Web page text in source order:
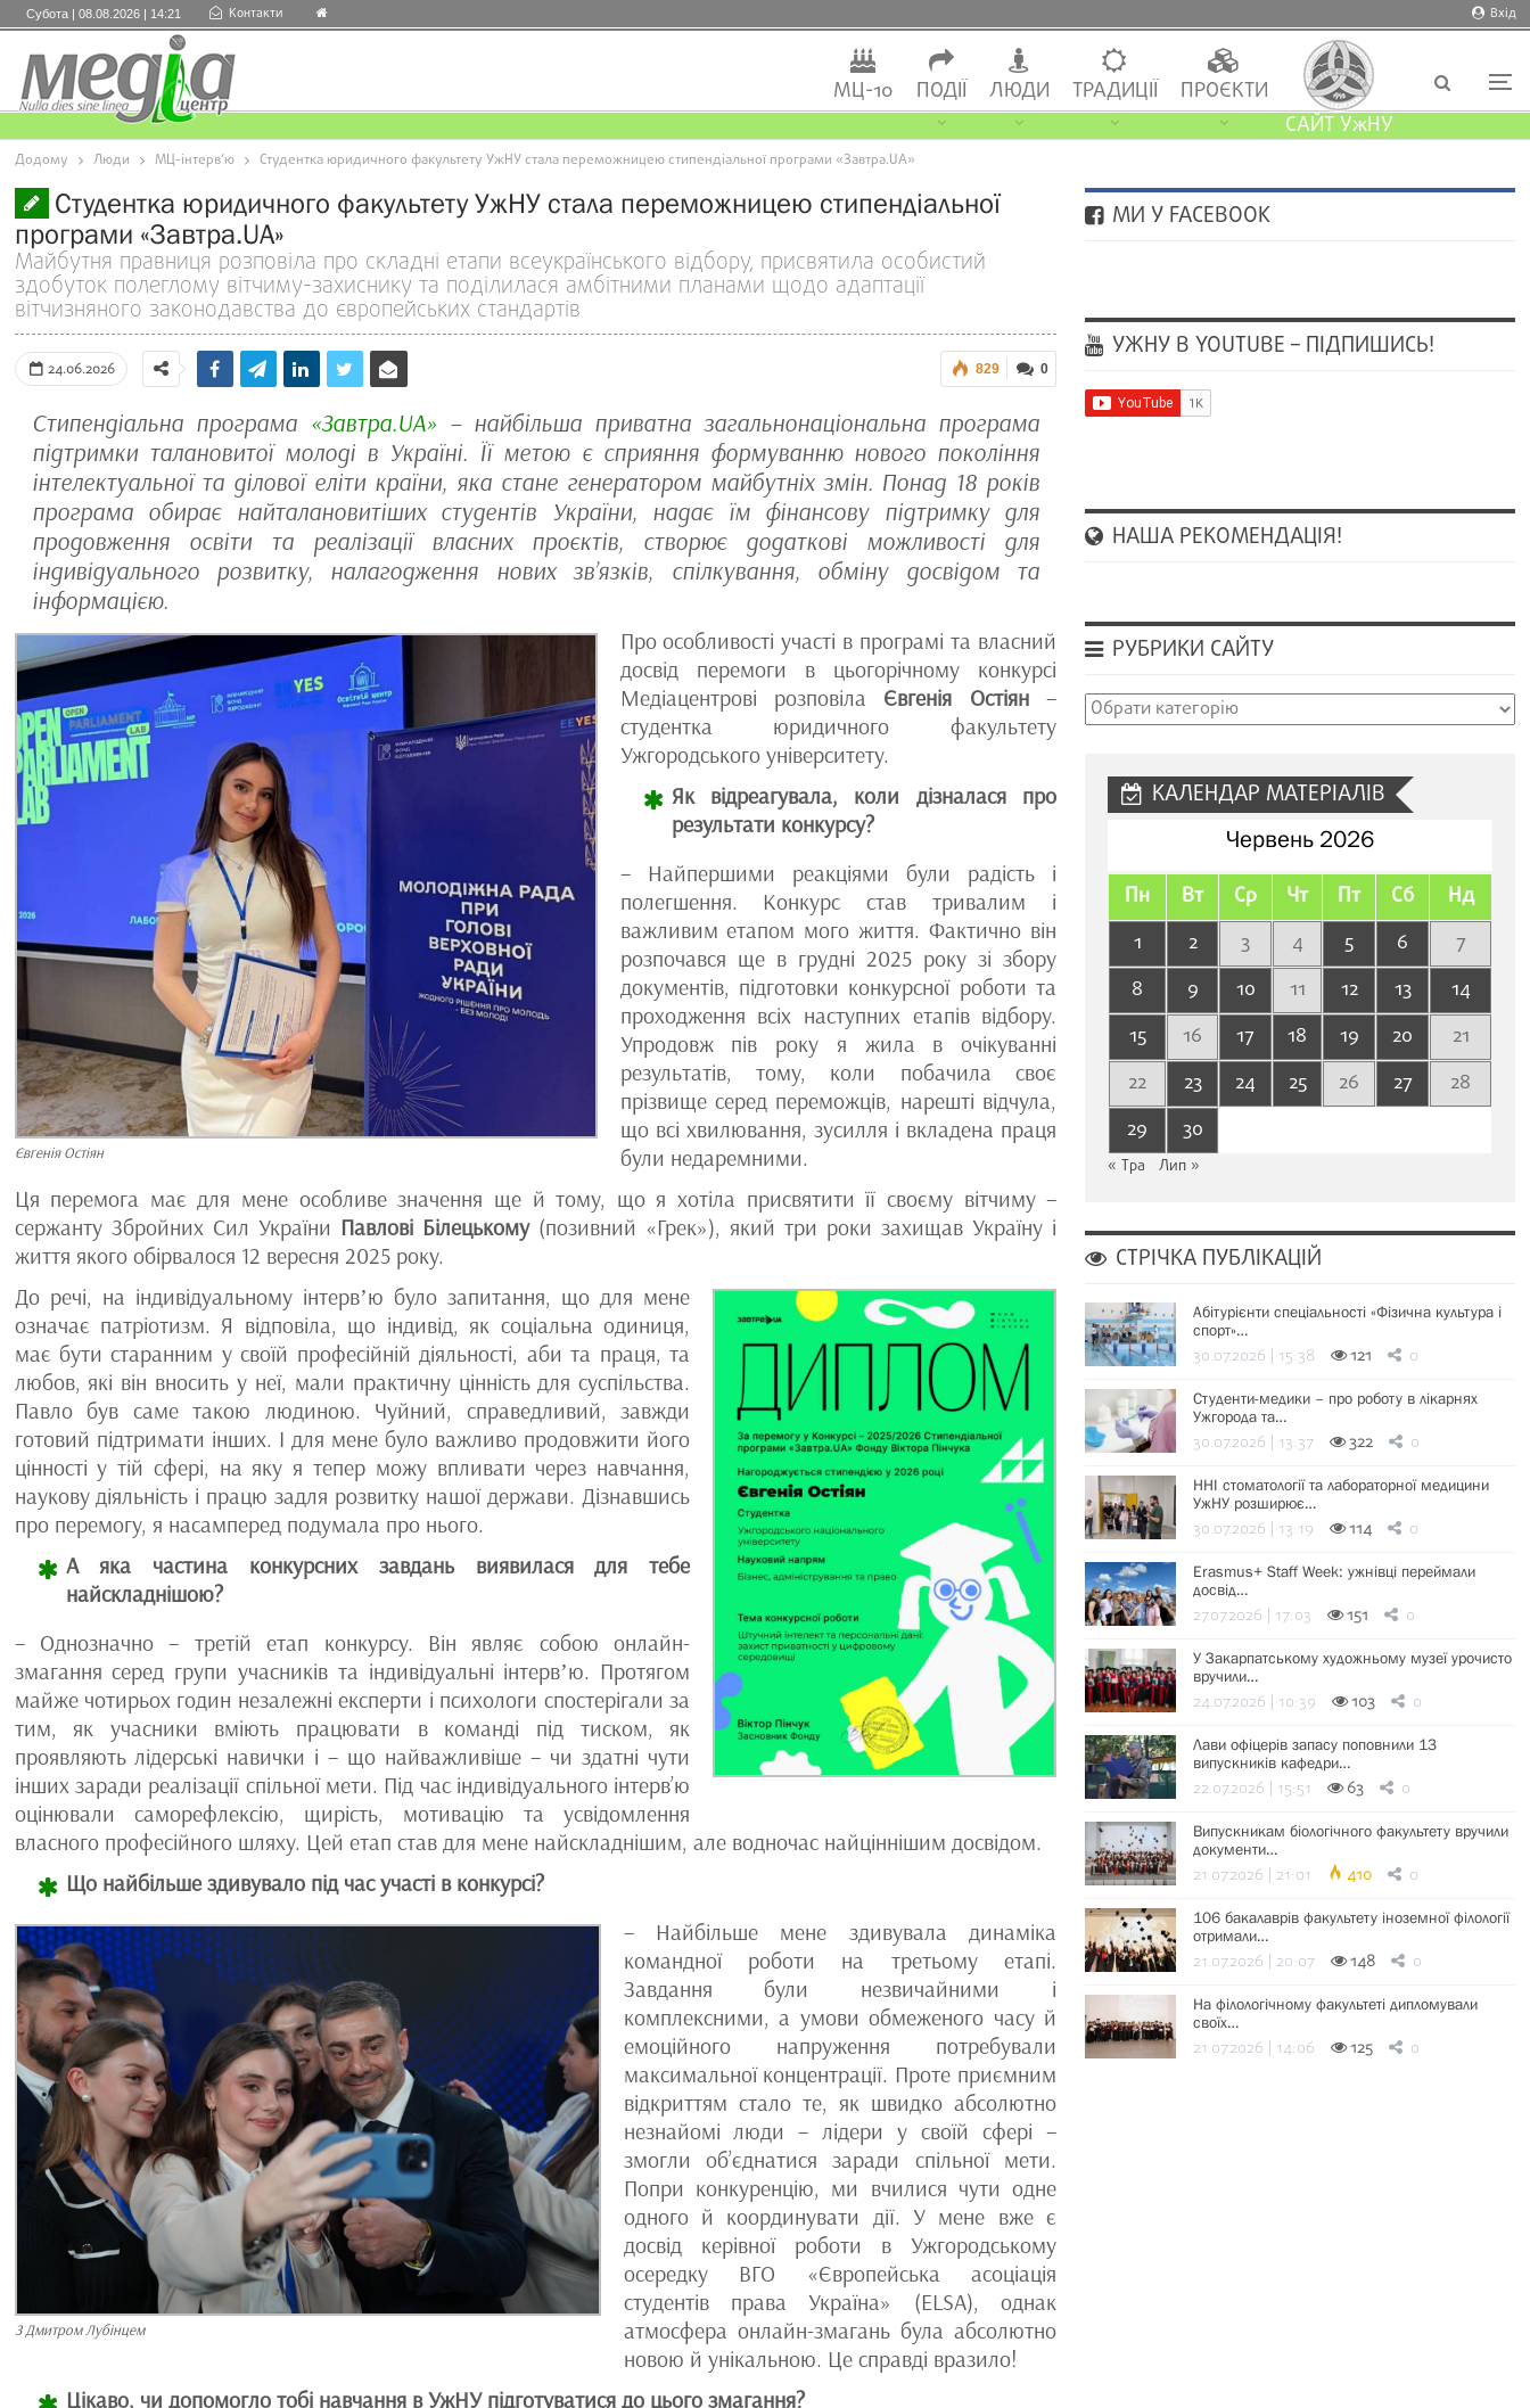
Вхід
Субота | 08.08.2026 | 14:21 Контакти
МЦ-10 ПОДІЇ ЛЮДИ ТРАДИЦІЇ
ПРОЄКТИ
САЙТ УжНУ
Додому Люди МЦ-інтерв’ю Студентка юридичного факультету УжНУ стала переможницею стипендіальної програми «Завтра.UA»
Студентка юридичного факультету УжНУ стала переможницею стипендіальної
програми «Завтра.UA»
Майбутня правниця розповіла про складні етапи всеукраїнського відбору, присвятила особистий
здобуток полеглому вітчиму-захиснику та поділилася амбітними планами щодо адаптації
вітчизняного законодавства до європейських стандартів
24.06.2026 0
829
Стипендіальна програма «Завтра.UA» – найбільша приватна загальнонаціональна програма
підтримки талановитої молоді в Україні. Її метою є сприяння формуванню нового покоління
інтелектуальної та ділової еліти країни, яка стане генератором майбутніх змін. Понад 18 років
програма обирає найталановитіших студентів України, надає їм фінансову підтримку для
продовження освіти та реалізації власних проєктів, створює додаткові можливості для
індивідуального розвитку, налагодження нових зв’язків, спілкування, обміну досвідом та
інформацією.
Євгенія Остіян
Про особливості участі в програмі та власний
досвід перемоги в цьогорічному конкурсі
Медіацентрові розповіла Євгенія Остіян–
студентка юридичного факультету
Ужгородського університету.
Як відреагувала, коли дізналася про
результати конкурсу?
– Найпершими реакціями були радість і
полегшення. Конкурс став тривалим і
важливим етапом мого життя. Фактично він
розпочався ще в грудні 2025 року зі збору
документів, підготовки конкурсної роботи та
проходження всіх наступних етапів відбору.
Упродовж пів року я жила в очікуванні
результатів, тому, коли побачила своє
прізвище серед переможців, нарешті відчула,
що всі хвилювання, зусилля і вкладена праця
були недаремними.
Ця перемога має для мене особливе значення ще й тому, що я хотіла присвятити її своєму вітчиму –
сержанту Збройних Сил України Павлові Білецькому(позивний «Грек»), який три роки захищав Україну і
життя якого обірвалося 12 вересня 2025 року.
До речі, на індивідуальному інтервʼю було запитання, що для мене
означає патріотизм. Я відповіла, що індивід, як соціальна одиниця,
має бути старанним у своїй професійній діяльності, аби та праця, та
любов, які він вносить у неї, мали практичну цінність для суспільства.
Павло був саме такою людиною. Чуйний, справедливий, завжди
готовий підтримати інших. І для мене було важливо продовжити його
цінності у тій сфері, на яку я тепер можу впливати через навчання,
наукову діяльність і працю задля розвитку нашої держави. Дізнавшись
про перемогу, я насамперед подумала про нього.
А яка частина конкурсних завдань виявилася для тебе
найскладнішою?
– Однозначно – третій етап конкурсу. Він являє собою онлайн-
змагання серед групи учасників та індивідуальні інтервʼю. Протягом
майже чотирьох годин незалежні експерти і психологи спостерігали за
тим, як учасники вміють працювати в команді під тиском, як
проявляють лідерські навички і – що найважливіше – чи здатні чути
інших заради реалізації спільної мети. Під час індивідуального інтерв’ю
оцінювали саморефлексію, щирість, мотивацію та усвідомлення
власного професійного шляху. Цей етап став для мене найскладнішим, але водночас найціннішим досвідом.
Що найбільше здивувало під час участі в конкурсі?
З Дмитром Лубінцем
– Найбільше мене здивувала динаміка
командної роботи на третьому етапі.
Завдання були незвичайними і
комплексними, а умови обмеженого часу й
емоційного напруження потребували
максимальної концентрації. Проте приємним
відкриттям стало те, як швидко абсолютно
незнайомі люди – лідери у своїй сфері –
змогли об’єднатися заради спільної мети.
Попри конкуренцію, ми вчилися чути одне
одного й координувати дії. У мене вже є
досвід керівної роботи в Ужгородському
осередку ВГО «Європейська асоціація
студентів права Україна» (ELSA), однак
атмосфера онлайн-змагань була абсолютно
новою й унікальною. Це справді вразило!
Цікаво, чи допомогло тобі навчання в УжНУ підготуватися до цього змагання?
МИ У FACEBOOK
УЖНУ В YOUTUBE – ПІДПИШИСЬ!
НАША РЕКОМЕНДАЦІЯ!
РУБРИКИ САЙТУ
Рубрики
КАЛЕНДАР МАТЕРІАЛІВ
Червень 2026
Пн Вт Ср Чт Пт Сб Нд
1 2 3 4 5 6
7
8
9 10 11 12 13
14
15
16 17 18 19 20
21
22
23 24 25 26 27
28
29
30
« Тра Лип »
СТРІЧКА ПУБЛІКАЦІЙ
Абітурієнти спеціальності «Фізична культура і
спорт»…
30.07.2026 | 15:38 121 0
Студенти-медики – про роботу в лікарнях
Ужгорода та…
30.07.2026 | 13:37 322 0
ННІ стоматології та лабораторної медицини
УжНУ розширює…
30.07.2026 | 13:19 114 0
Erasmus+ Staff Week: ужнівці переймали
досвід…
27.07.2026 | 17:03 151 0
У Закарпатському художньому музеї урочисто
вручили…
24.07.2026 | 10:39 103 0
Лави офіцерів запасу поповнили 13
випускників кафедри…
22.07.2026 | 15:51 63 0
Випускникам біологічного факультету вручили
документи…
21.07.2026 | 21:01 410 0
106 бакалаврів факультету іноземної філології
отримали…
21.07.2026 | 20:07 148 0
На філологічному факультеті дипломували
своїх…
21.07.2026 | 14:06 125 0